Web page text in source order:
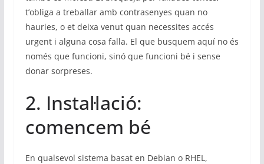
t’obliga a treballar amb contrasenyes quan no
hauries, o et deixa venut quan necessites accés
urgent i alguna cosa falla. El que busquem aquí no és
només que funcioni, sinó que funcioni bé i sense
donar sorpreses.
2. Instal·lació:
comencem bé
En qualsevol sistema basat en Debian o RHEL,